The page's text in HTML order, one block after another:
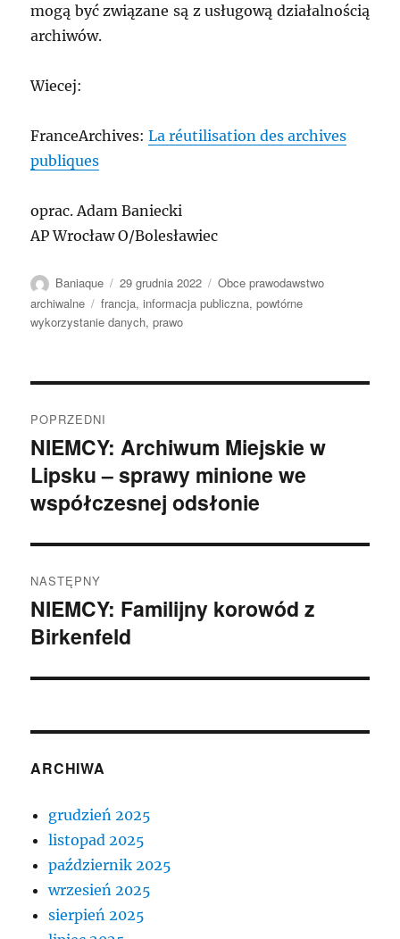
mogą być związane są z usługową działalnością
archiwów.
Wiecej:
FranceArchives:La réutilisation des archives
publiques
oprac. Adam Baniecki
AP Wrocław O/Bolesławiec
Autor
Baniaque
Data
publikacji
29 grudnia 2022 Kategorie
Obce prawodawstwo
archiwalne
Tagi
francja,informacja publiczna,powtórne
wykorzystanie danych,prawo
wpisu
POPRZEDNI
Poprzedni
wpis:
NIEMCY: Archiwum Miejskie w
Lipsku – sprawy minione we
współczesnej odsłonie
NASTĘPNY
Następny
wpis:
NIEMCY: Familijny korowód z
Birkenfeld
ARCHIWA
grudzień 2025
listopad 2025
październik 2025
wrzesień 2025
sierpień 2025